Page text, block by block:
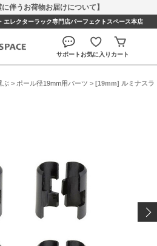
伴うお荷物お届けについて】
エレクターラック専門店パーフェクトスペース本店
サポートお気に入り カート
ぶ > ポール径19mm用パーツ > [19mm] ルミナスラ